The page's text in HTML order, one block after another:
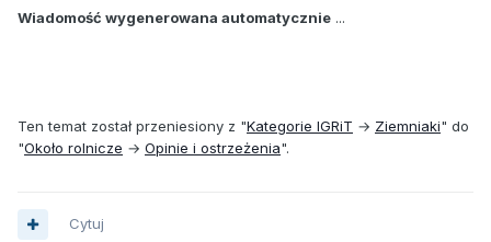
Wiadomość wygenerowana automatycznie ...
Ten temat został przeniesiony z "Kategorie IGRiT → Ziemniaki" do
"Około rolnicze → Opinie i ostrzeżenia".
Cytuj